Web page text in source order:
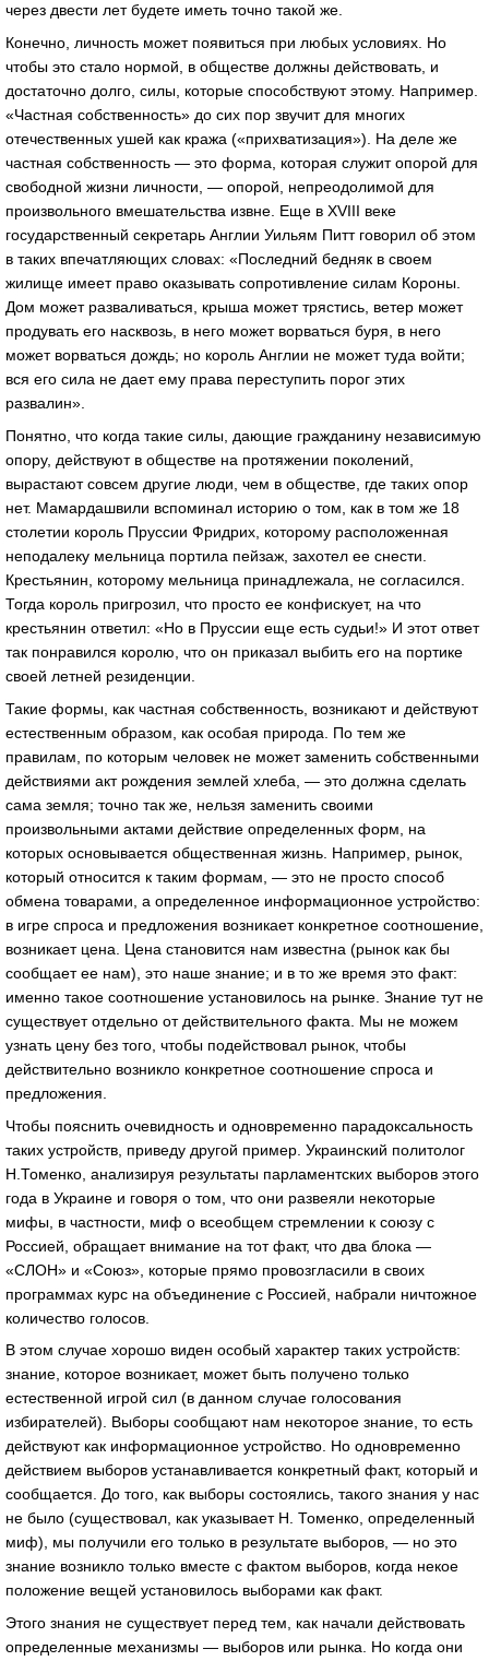
через двести лет будете иметь точно такой же.
Конечно, личность может появиться при любых условиях. Но
чтобы это стало нормой, в обществе должны действовать, и
достаточно долго, силы, которые способствуют этому. Например.
«Частная собственность» до сих пор звучит для многих
отечественных ушей как кража («прихватизация»). На деле же
частная собственность — это форма, которая служит опорой для
свободной жизни личности, — опорой, непреодолимой для
произвольного вмешательства извне. Еще в XVIII веке
государственный секретарь Англии Уильям Питт говорил об этом
в таких впечатляющих словах: «Последний бедняк в своем
жилище имеет право оказывать сопротивление силам Короны.
Дом может разваливаться, крыша может трястись, ветер может
продувать его насквозь, в него может ворваться буря, в него
может ворваться дождь; но король Англии не может туда войти;
вся его сила не дает ему права переступить порог этих
развалин».
Понятно, что когда такие силы, дающие гражданину независимую
опору, действуют в обществе на протяжении поколений,
вырастают совсем другие люди, чем в обществе, где таких опор
нет. Мамардашвили вспоминал историю о том, как в том же 18
столетии король Пруссии Фридрих, которому расположенная
неподалеку мельница портила пейзаж, захотел ее снести.
Крестьянин, которому мельница принадлежала, не согласился.
Тогда король пригрозил, что просто ее конфискует, на что
крестьянин ответил: «Но в Пруссии еще есть судьи!» И этот ответ
так понравился королю, что он приказал выбить его на портике
своей летней резиденции.
Такие формы, как частная собственность, возникают и действуют
естественным образом, как особая природа. По тем же
правилам, по которым человек не может заменить собственными
действиями акт рождения землей хлеба, — это должна сделать
сама земля; точно так же, нельзя заменить своими
произвольными актами действие определенных форм, на
которых основывается общественная жизнь. Например, рынок,
который относится к таким формам, — это не просто способ
обмена товарами, а определенное информационное устройство:
в игре спроса и предложения возникает конкретное соотношение,
возникает цена. Цена становится нам известна (рынок как бы
сообщает ее нам), это наше знание; и в то же время это факт:
именно такое соотношение установилось на рынке. Знание тут не
существует отдельно от действительного факта. Мы не можем
узнать цену без того, чтобы подействовал рынок, чтобы
действительно возникло конкретное соотношение спроса и
предложения.
Чтобы пояснить очевидность и одновременно парадоксальность
таких устройств, приведу другой пример. Украинский политолог
Н.Томенко, анализируя результаты парламентских выборов этого
года в Украине и говоря о том, что они развеяли некоторые
мифы, в частности, миф о всеобщем стремлении к союзу с
Россией, обращает внимание на тот факт, что два блока —
«СЛОН» и «Союз», которые прямо провозгласили в своих
программах курс на объединение с Россией, набрали ничтожное
количество голосов.
В этом случае хорошо виден особый характер таких устройств:
знание, которое возникает, может быть получено только
естественной игрой сил (в данном случае голосования
избирателей). Выборы сообщают нам некоторое знание, то есть
действуют как информационное устройство. Но одновременно
действием выборов устанавливается конкретный факт, который и
сообщается. До того, как выборы состоялись, такого знания у нас
не было (существовал, как указывает Н. Томенко, определенный
миф), мы получили его только в результате выборов, — но это
знание возникло только вместе с фактом выборов, когда некое
положение вещей установилось выборами как факт.
Этого знания не существует перед тем, как начали действовать
определенные механизмы — выборов или рынка. Но когда они